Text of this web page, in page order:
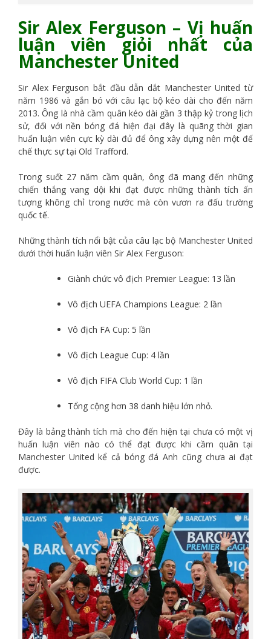
Sir Alex Ferguson – Vị huấn
luận viên giỏi nhất của
Manchester United
Sir Alex Ferguson bắt đầu dẫn dắt Manchester United từ
năm 1986 và gắn bó với câu lạc bộ kéo dài cho đến năm
2013. Ông là nhà cầm quân kéo dài gần 3 thập kỷ trong lịch
sử, đối với nền bóng đá hiện đại đây là quãng thời gian
huấn luận viên cực kỳ dài đủ để ông xây dựng nên một đế
chế thực sự tại Old Trafford.
Trong suốt 27 năm cầm quân, ông đã mang đến những
chiến thắng vang dội khi đạt được những thành tích ấn
tượng không chỉ trong nước mà còn vươn ra đấu trường
quốc tế.
Những thành tích nổi bật của câu lạc bộ Manchester United
dưới thời huấn luận viên Sir Alex Ferguson:
Giành chức vô địch Premier League: 13 lần
Vô địch UEFA Champions League: 2 lần
Vô địch FA Cup: 5 lần
Vô địch League Cup: 4 lần
Vô địch FIFA Club World Cup: 1 lần
Tổng cộng hơn 38 danh hiệu lớn nhỏ.
Đây là bảng thành tích mà cho đến hiện tại chưa có một vị
huấn luận viên nào có thể đạt được khi cầm quân tại
Manchester United kể cả bóng đá Anh cũng chưa ai đạt
được.